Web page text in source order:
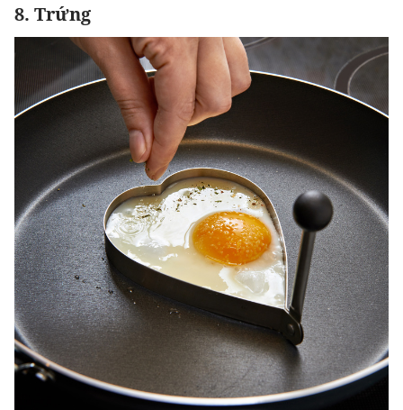
8. Trứng